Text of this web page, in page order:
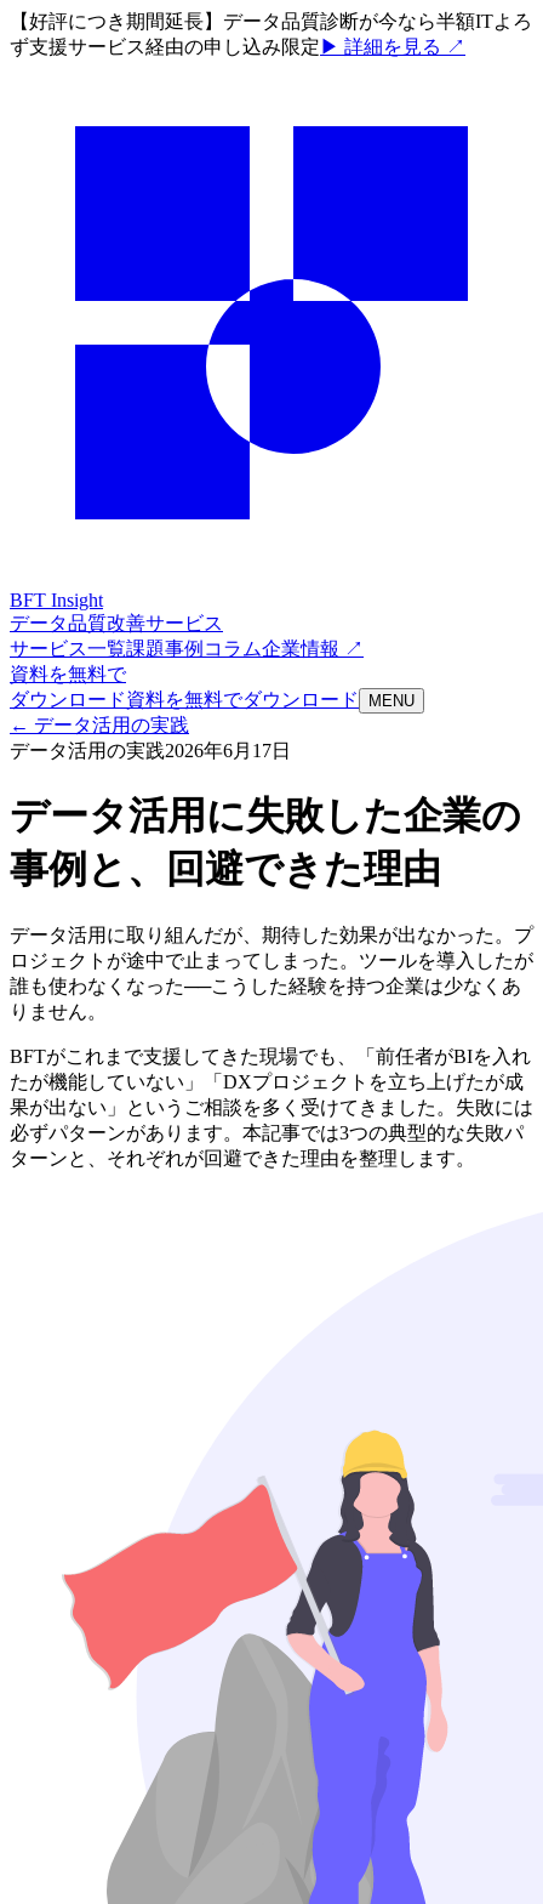
【好評につき期間延長】データ品質診断が今なら半額ITよろ
ず支援サービス経由の申し込み限定 ▶ 詳細を見る ↗
BFT Insight
データ品質改善サービス
サービス一覧課題事例 コラム企業情報 ↗
資料を無料で
ダウンロード資料を無料でダウンロード MENU
← データ活用の実践
データ活用の実践2026年6月17日
データ活用に失敗した企業の
事例と、回避できた理由
データ活用に取り組んだが、期待した効果が出なかった。プ
ロジェクトが途中で止まってしまった。ツールを導入したが
誰も使わなくなった──こうした経験を持つ企業は少なくあ
りません。
BFTがこれまで支援してきた現場でも、「前任者がBIを入れ
たが機能していない」「DXプロジェクトを立ち上げたが成
果が出ない」というご相談を多く受けてきました。失敗には
必ずパターンがあります。本記事では3つの典型的な失敗パ
ターンと、それぞれが回避できた理由を整理します。